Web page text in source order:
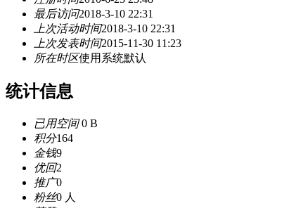
最后访问2018-3-10 22:31
上次活动时间2018-3-10 22:31
上次发表时间2015-11-30 11:23
所在时区使用系统默认
统计信息
已用空间0 B
积分164
金钱9
优回2
推广0
粉丝0 人